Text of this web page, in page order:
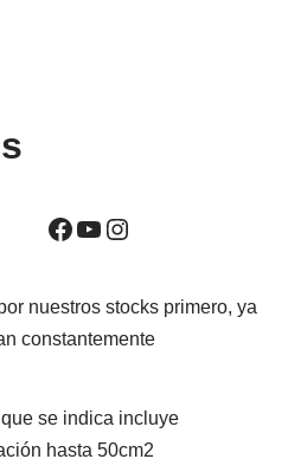
nuestros stocks primero, ya
constantemente
se indica incluye
hasta 50cm2